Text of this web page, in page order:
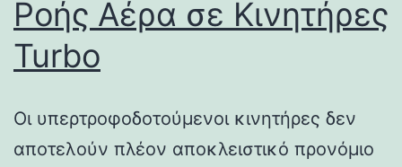
Ροής Αέρα σε Κινητήρες
Turbo
Οι υπερτροφοδοτούμενοι κινητήρες δεν
αποτελούν πλέον αποκλειστικό προνόμιο